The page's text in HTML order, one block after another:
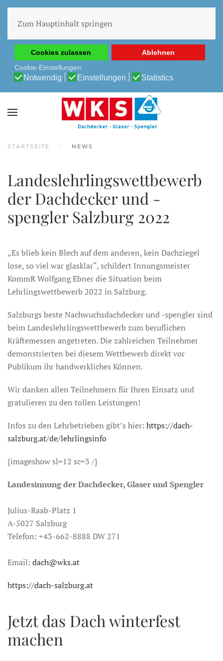
Erfahrung auf unserer Website zu ermöglichen.
Cookie-Richtlinie
Datenschutz-Bestimmungen
Cookies zulassen
Ablehnen
Cookie-Einstellungen:
Notwendig Einstellungen Statistics
Zum Hauptinhalt springen
STARTSEITE NEWS
Landeslehrlingswettbewerb
der Dachdecker und -
spengler Salzburg 2022
„Es blieb kein Blech auf dem anderen, kein Dachziegel
lose, so viel war glasklar“, schildert Innungsmeister
KommR Wolfgang Ebner die Situation beim
Lehrlingswettbewerb 2022 in Salzburg.
Salzburgs beste Nachwuchsdachdecker und -spengler sind
beim Landeslehrlingswettbewerb zum beruflichen
Kräftemessen angetreten. Die zahlreichen Teilnehmer
demonstrierten bei diesem Wettbewerb direkt vor
Publikum ihr handwerkliches Können.
Wir danken allen Teilnehmern für Ihren Einsatz und
gratulieren zu den tollen Leistungen!
Infos zu den Lehrbetrieben gibt’s hier: https://dach-
salzburg.at/de/lehrlingsinfo
{imageshow sl=12 sc=3 /}
Landesinnung der Dachdecker, Glaser und Spengler
Julius-Raab-Platz 1
A-5027 Salzburg
Telefon: +43-662-8888 DW 271
Email: dach@wks.at
https://dach-salzburg.at
Jetzt das Dach winterfest
machen